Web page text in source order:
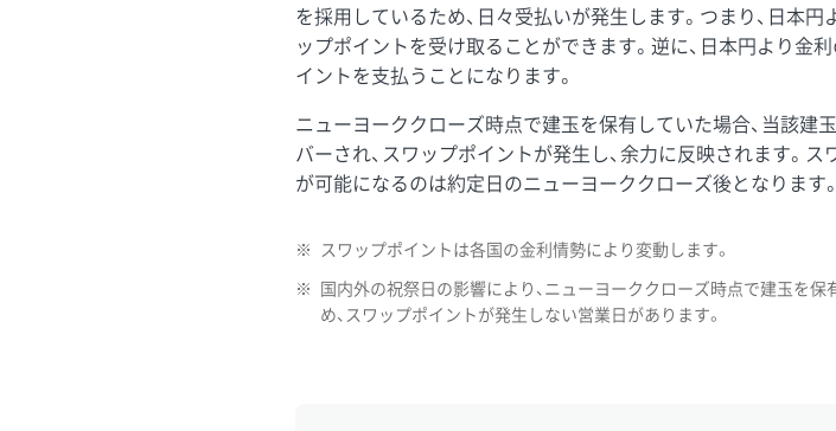
を採用しているため、日々受払いが発生します。つまり、日本
ップポイントを受け取ることができます。逆に、日本円より金
イントを支払うことになります。
ニューヨーククローズ時点で建玉を保有していた場合、当該建
バーされ、スワップポイントが発生し、余力に反映されます。
が可能になるのは約定日のニューヨーククローズ後となります
※ スワップポイントは各国の金利情勢により変動します。
※
国内外の祝祭日の影響により、ニューヨーククローズ時点で建玉を
め、スワップポイントが発生しない営業日があります。